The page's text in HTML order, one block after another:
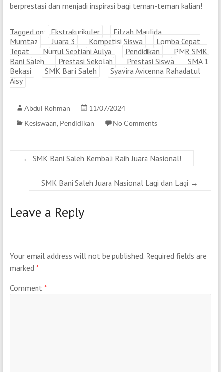
berprestasi dan menjadi inspirasi bagi teman-teman kalian!
Tagged on: Ekstrakurikuler
Filzah Maulida
Mumtaz
Juara 3 Kompetisi Siswa
Lomba Cepat
Tepat
Nurrul Septiani Aulya Pendidikan
PMR SMK
Bani Saleh
Prestasi Sekolah Prestasi Siswa
SMA 1
Bekasi
SMK Bani Saleh
Syavira Avicenna Rahadatul
Aisy
Abdul Rohman
11/07/2024
Kesiswaan, Pendidikan No Comments
← SMK Bani Saleh Kembali Raih Juara Nasional!
SMK Bani Saleh Juara Nasional Lagi dan Lagi →
Leave a Reply
Your email address will not be published. Required fields are
marked *
Comment *